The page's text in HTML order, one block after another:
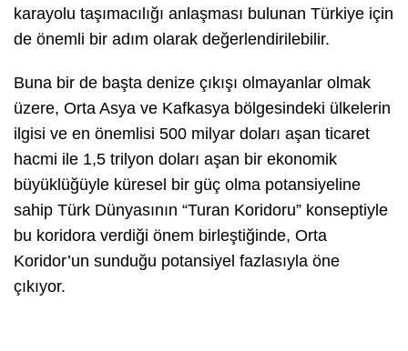
karayolu taşımacılığı anlaşması bulunan Türkiye için
de önemli bir adım olarak değerlendirilebilir.
Buna bir de başta denize çıkışı olmayanlar olmak
üzere, Orta Asya ve Kafkasya bölgesindeki ülkelerin
ilgisi ve en önemlisi 500 milyar doları aşan ticaret
hacmi ile 1,5 trilyon doları aşan bir ekonomik
büyüklüğüyle küresel bir güç olma potansiyeline
sahip Türk Dünyasının “Turan Koridoru” konseptiyle
bu koridora verdiği önem birleştiğinde, Orta
Koridor’un sunduğu potansiyel fazlasıyla öne
çıkıyor.